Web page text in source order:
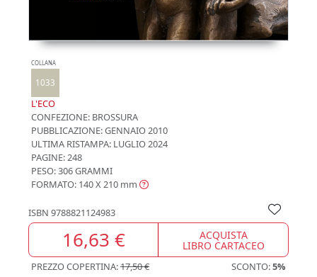
COLLANA
1033
L'ECO
CONFEZIONE: BROSSURA
PUBBLICAZIONE:GENNAIO 2010
ULTIMA RISTAMPA: LUGLIO 2024
PAGINE: 248
PESO: 306 GRAMMI
FORMATO: 140 X 210 mm
ISBN 9788821124983
16,63 € ACQUISTA
LIBRO CARTACEO
PREZZO COPERTINA:17,50 € SCONTO:5%